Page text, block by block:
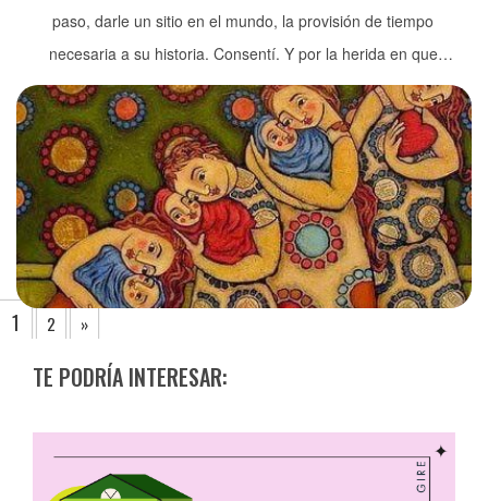
paso, darle un sitio en el mundo, la provisión de tiempo
necesaria a su historia. Consentí. Y por la herida en que
partió, por esa hemorragia de su desprendimiento se fue
también lo último que tuve de soledad, de yo mirando tras
de un vidrio. […]
1 2 »
TE PODRÍA INTERESAR: